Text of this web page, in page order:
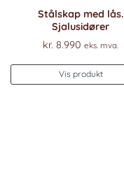
Stålskap med lås.
Sjalusidører
kr. 8.990 eks. mva.
Vis produkt